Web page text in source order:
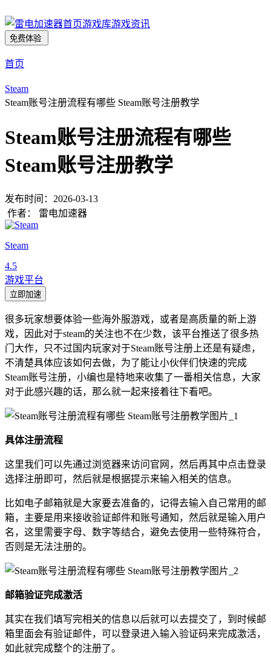
首页游戏库游戏资讯
免费体验
首页
Steam
Steam账号注册流程有哪些 Steam账号注册教学
Steam账号注册流程有哪些
Steam账号注册教学
发布时间： 2026-03-13
作者： 雷电加速器
Steam
4.5
游戏平台
立即加速
很多玩家想要体验一些海外服游戏，或者是高质量的新上游
戏，因此对于steam的关注也不在少数，该平台推送了很多热
门大作，只不过国内玩家对于Steam账号注册上还是有疑虑，
不清楚具体应该如何去做，为了能让小伙伴们快速的完成
Steam账号注册，小编也是特地来收集了一番相关信息，大家
对于此感兴趣的话，那么就一起来接着往下看吧。
具体注册流程
这里我们可以先通过浏览器来访问官网，然后再其中点击登录
选择注册即可，然后就是根据提示来输入相关的信息。
比如电子邮箱就是大家要去准备的，记得去输入自己常用的邮
箱，主要是用来接收验证邮件和账号通知，然后就是输入用户
名，这里需要字母、数字等结合，避免去使用一些特殊符合，
否则是无法注册的。
邮箱验证完成激活
其实在我们填写完相关的信息以后就可以去提交了，到时候邮
箱里面会有验证邮件，可以登录进入输入验证码来完成激活，
如此就完成整个的注册了。